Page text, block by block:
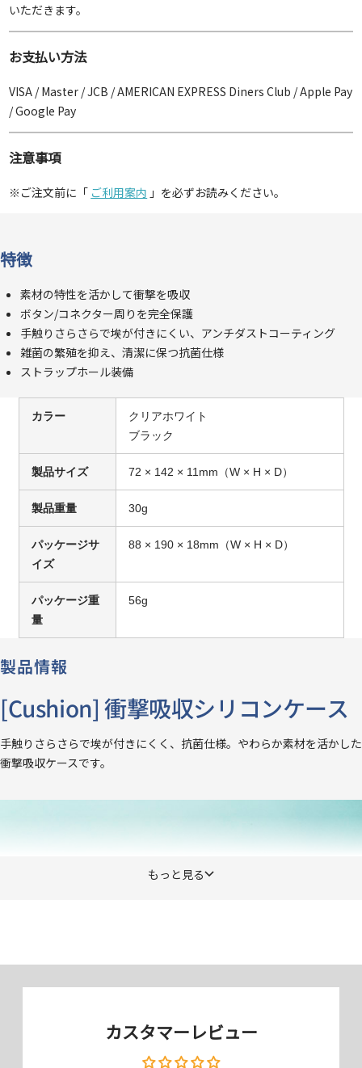
いただきます。
お支払い方法
VISA / Master / JCB / AMERICAN EXPRESS Diners Club / Apple Pay
/ Google Pay
注意事項
※ご注文前に「 ご利用案内 」を必ずお読みください。
特徴
素材の特性を活かして衝撃を吸収
ボタン/コネクター周りを完全保護
手触りさらさらで埃が付きにくい、アンチダストコーティング
雑菌の繁殖を抑え、清潔に保つ抗菌仕様
ストラップホール装備
カラー
クリアホワイト
ブラック
製品サイズ 72 × 142 × 11mm（W × H × D）
製品重量 30g
パッケージサ
イズ
88 × 190 × 18mm（W × H × D）
パッケージ重
量
56g
製品情報
[Cushion] 衝撃吸収シリコンケース
手触りさらさらで埃が付きにくく、抗菌仕様。やわらか素材を活かした
衝撃吸収ケースです。
もっと見る
カスタマーレビュー